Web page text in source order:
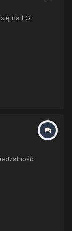
na LG